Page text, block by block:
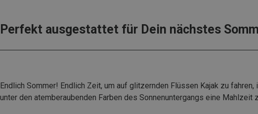
Perfekt ausgestattet für Dein nächstes
Endlich Sommer! Endlich Zeit, um auf glitzernden Flüssen Kajak zu
unter den atemberaubenden Farben des Sonnenuntergangs eine